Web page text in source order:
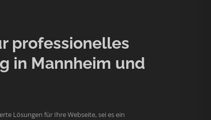
professionelles
in Mannheim und
Lösungen für Ihre Webseite, sei es ein